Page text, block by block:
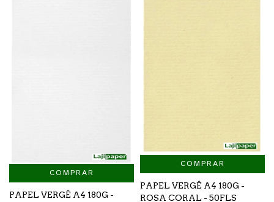
COMPRAR
PAPEL VERGÊ A4 180G -
COMPRAR
PAPEL VERGÊ A4 180G -
ROSA CORAL - 50FLS